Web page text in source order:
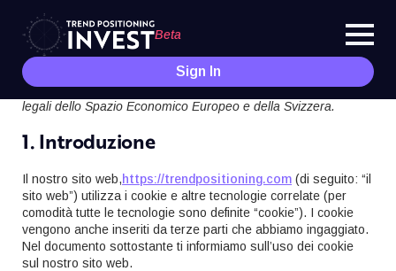
Beta
Sign In
Questa politica sui cookie è stata aggiornata l’ultima volta il
29/11/2025 e si applica ai cittadini e ai residenti permanenti
legali dello Spazio Economico Europeo e della Svizzera.
1. Introduzione
Il nostro sito web,https://trendpositioning.com (di seguito: “il
sito web”) utilizza i cookie e altre tecnologie correlate (per
comodità tutte le tecnologie sono definite “cookie”). I cookie
vengono anche inseriti da terze parti che abbiamo ingaggiato.
Nel documento sottostante ti informiamo sull’uso dei cookie
sul nostro sito web.